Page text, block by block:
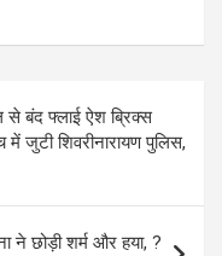
बंद फ्लाई ऐश ब्रिक्स
जुटी शिवरीनारायण पुलिस,
ने छोड़ी शर्म और हया, ?